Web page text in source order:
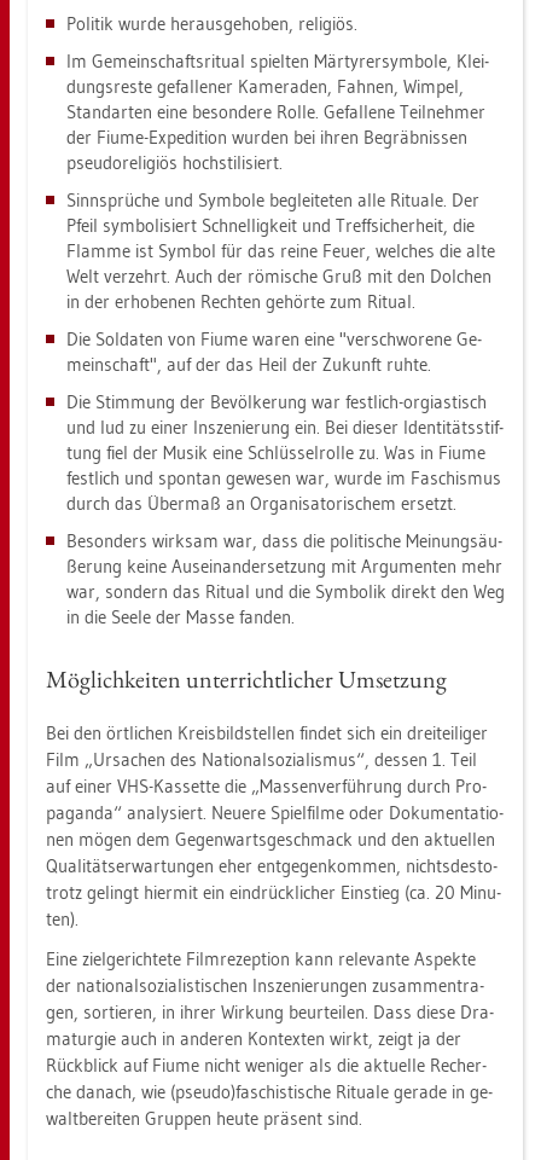
Po­li­tik wurde her­aus­ge­ho­ben, re­li­gi­ös.
Im Ge­mein­schafts­ri­tu­al spiel­ten Mär­ty­rer­sym­bo­le, Klei­
dungs­res­te ge­fal­le­ner Ka­me­ra­den, Fah­nen, Wim­pel,
Stan­dar­ten eine be­son­de­re Rolle. Ge­fal­le­ne Teil­neh­mer
der Fiume-Ex­pe­di­ti­on wur­den bei ihren Be­gräb­nis­sen
pseu­do­re­li­gi­ös hoch­sti­li­siert.
Sinn­sprü­che und Sym­bo­le be­glei­te­ten alle Ri­tua­le. Der
Pfeil sym­bo­li­siert Schnel­lig­keit und Treff­si­cher­heit, die
Flam­me ist Sym­bol für das reine Feuer, wel­ches die alte
Welt ver­zehrt. Auch der rö­mi­sche Gruß mit den Dol­chen
in der er­ho­be­nen Rech­ten ge­hör­te zum Ri­tu­al.
Die Sol­da­ten von Fiume waren eine "ver­schwo­re­ne Ge­
mein­schaft", auf der das Heil der Zu­kunft ruhte.
Die Stim­mung der Be­völ­ke­rung war fest­lich-or­gi­as­tisch
und lud zu einer In­sze­nie­rung ein. Bei die­ser Iden­ti­täts­stif­
tung fiel der Musik eine Schlüs­sel­rol­le zu. Was in Fiume
fest­lich und spon­tan ge­we­sen war, wurde im Fa­schis­mus
durch das Über­maß an Or­ga­ni­sa­to­ri­schem er­setzt.
Be­son­ders wirk­sam war, dass die po­li­ti­sche Mei­nungs­äu­
ße­rung keine Aus­ein­an­der­set­zung mit Ar­gu­men­ten mehr
war, son­dern das Ri­tu­al und die Sym­bo­lik di­rekt den Weg
in die Seele der Masse fan­den.
Mög­lich­kei­ten un­ter­richt­li­cher Um­set­zung
Bei den ört­li­chen Kreis­bild­stel­len fin­det sich ein drei­tei­li­ger
Film „Ur­sa­chen des Na­tio­nal­so­zia­lis­mus“, des­sen 1. Teil
auf einer VHS-Kas­set­te die „Mas­sen­ver­füh­rung durch Pro­
pa­gan­da“ ana­ly­siert. Neue­re Spiel­fil­me oder Do­ku­men­ta­tio­
nen mögen dem Ge­gen­warts­ge­schmack und den ak­tu­el­len
Qua­li­täts­er­war­tun­gen eher ent­ge­gen­kom­men, nichts­des­to­
trotz ge­lingt hier­mit ein ein­drück­li­cher Ein­stieg (ca. 20 Mi­nu­
ten).
Eine ziel­ge­rich­te­te Film­re­zep­ti­on kann re­le­van­te As­pek­te
der na­tio­nal­so­zia­lis­ti­schen In­sze­nie­run­gen zu­sam­men­tra­
gen, sor­tie­ren, in ihrer Wir­kung be­ur­tei­len. Dass diese Dra­
ma­tur­gie auch in an­de­ren Kon­tex­ten wirkt, zeigt ja der
Rück­blick auf Fiume nicht we­ni­ger als die ak­tu­el­le Re­cher­
che da­nach, wie (pseu­do)fa­schis­ti­sche Ri­tua­le ge­ra­de in ge­
walt­be­rei­ten Grup­pen heute prä­sent sind.